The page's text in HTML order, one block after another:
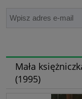
Mała
(1995)